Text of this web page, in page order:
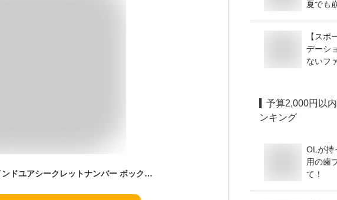
THREE スリー ファインドユアシークレットナンバー ボックス #X02 (限定) セット・キット
夏でも
【スポ
デーシ
ないフ
予算2,000円以内
ンキング
OLが持
用の歯
て！